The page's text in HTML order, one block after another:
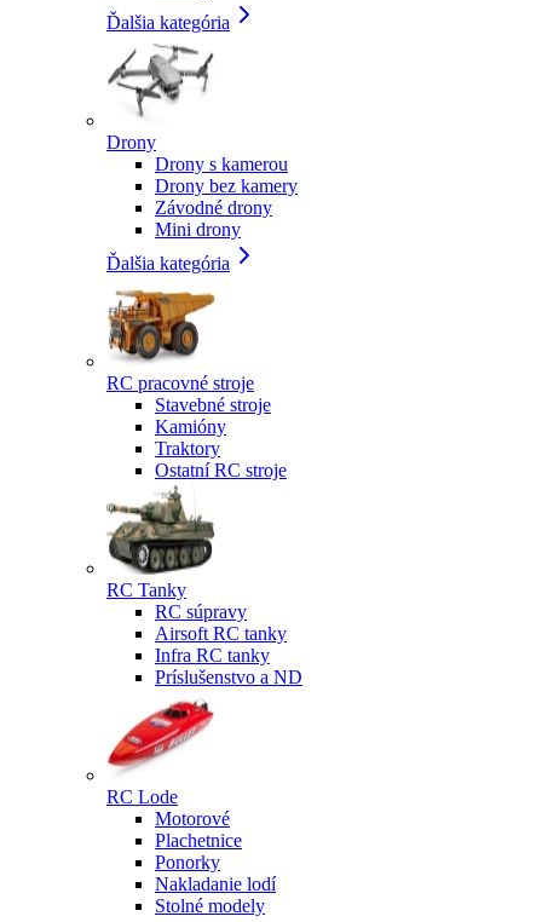
Ďalšia kategória
Drony
Drony s kamerou
Drony bez kamery
Závodné drony
Mini drony
Ďalšia kategória
RC pracovné stroje
Stavebné stroje
Kamióny
Traktory
Ostatní RC stroje
RC Tanky
RC súpravy
Airsoft RC tanky
Infra RC tanky
Príslušenstvo a ND
RC Lode
Motorové
Plachetnice
Ponorky
Nakladanie lodí
Stolné modely